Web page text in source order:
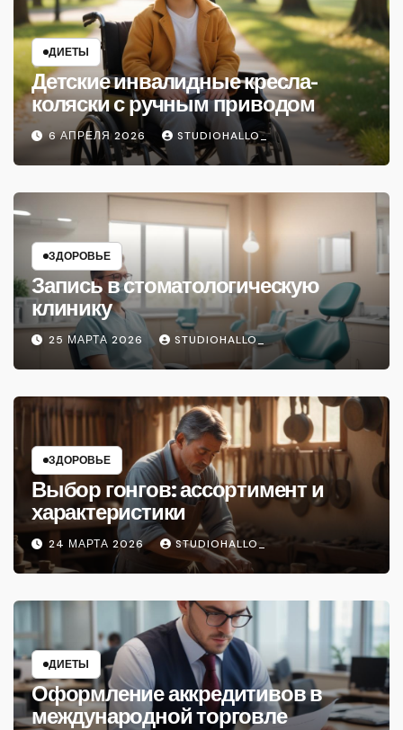
ДИЕТЫ
Детские инвалидные кресла-
коляски с ручным приводом
6 АПРЕЛЯ 2026 STUDIOHALLO_
ЗДОРОВЬЕ
Запись в стоматологическую
клинику
25 МАРТА 2026 STUDIOHALLO_
ЗДОРОВЬЕ
Выбор гонгов: ассортимент и
характеристики
24 МАРТА 2026 STUDIOHALLO_
ДИЕТЫ
Оформление аккредитивов в
международной торговле